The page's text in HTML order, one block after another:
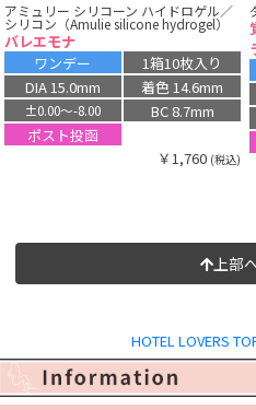
アミュリー シリコーン ハイドロゲル／
シリコン（Amulie silicone hydrogel）
バレエモナ
ワンデー
1箱10枚入り
DIA 15.0mm
着色 14.6mm
±0.00〜-8.00
BC 8.7mm
ポスト投函
￥1,760 (税込)
上部
HOTEL LOVERS